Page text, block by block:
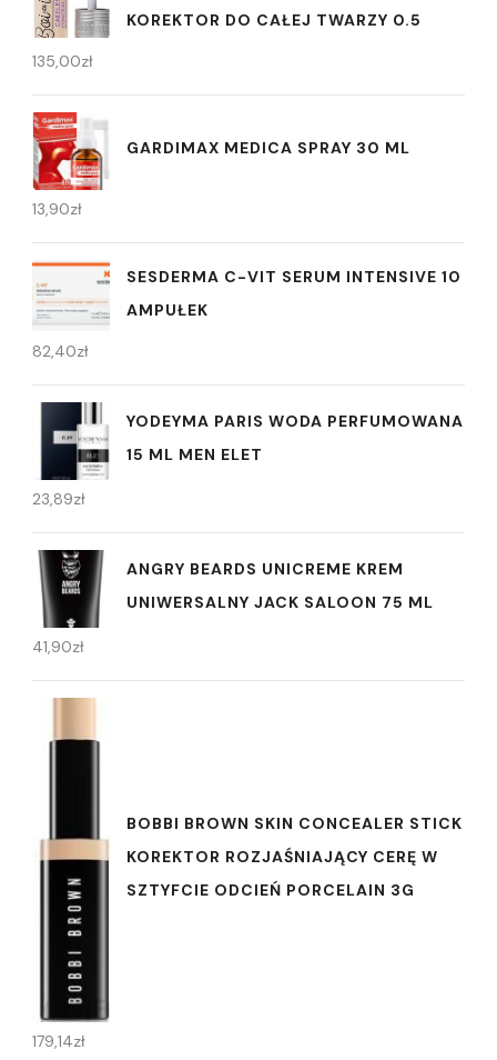
KOREKTOR DO CAŁEJ TWARZY 0.5
135,00zł
GARDIMAX MEDICA SPRAY 30 ML
13,90zł
SESDERMA C-VIT SERUM INTENSIVE 10
AMPUŁEK
82,40zł
YODEYMA PARIS WODA PERFUMOWANA
15 ML MEN ELET
23,89zł
ANGRY BEARDS UNICREME KREM
UNIWERSALNY JACK SALOON 75 ML
41,90zł
BOBBI BROWN SKIN CONCEALER STICK
KOREKTOR ROZJAŚNIAJĄCY CERĘ W
SZTYFCIE ODCIEŃ PORCELAIN 3G
179,14zł